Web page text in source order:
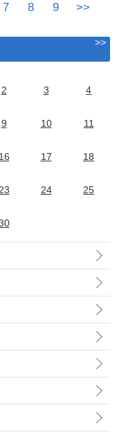
7 8 9 >>
>>
2 3 4
9 10 11
16 17 18
23 24 25